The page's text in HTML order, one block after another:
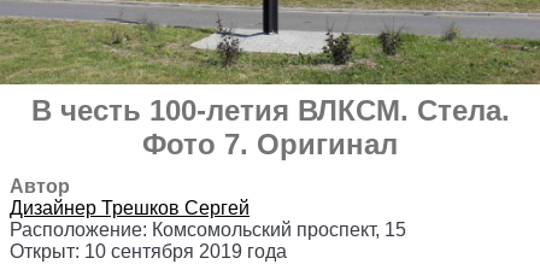
В честь 100-летия ВЛКСМ. Стела.
Фото 7. Оригинал
Автор
Дизайнер Трешков Сергей
Расположение: Комсомольский проспект, 15
Открыт: 10 сентября 2019 года